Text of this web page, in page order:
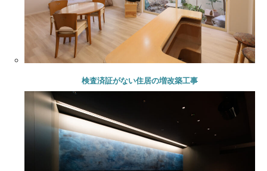
検査済証がない住居の増改築工事